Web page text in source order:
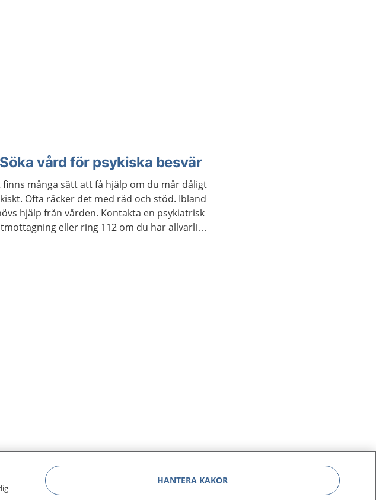
Söka vård för psykiska besvär
finns många sätt att få hjälp om du mår dåligt
Ofta räcker det med råd och stöd. Ibland
hjälp från vården. Kontakta en psykiatrisk
eller ring 112 om du har allvarliga
HANTERA KAKOR